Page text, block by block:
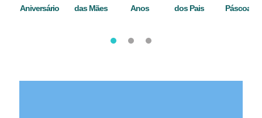
Aniversário
das Mães
Anos
dos Pais
Páscoa